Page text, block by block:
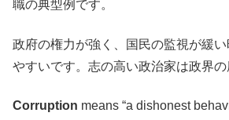
職の典型例です。
政府の権力が強く、国民の監視が緩
やすいです。志の高い政治家は政界の
Corruption means “a dishonest